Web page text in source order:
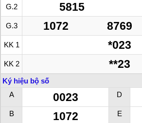
G.2 5815
G.3 1072 8769
KK 1 *023
KK 2 **23
Ký hiệu bộ số
A
0023 D
B 1072 E